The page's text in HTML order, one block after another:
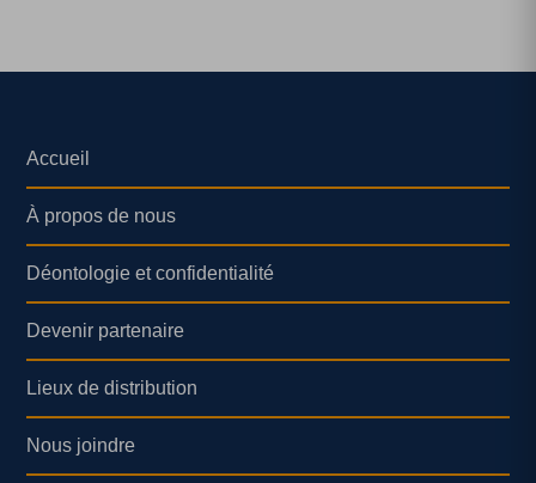
Accueil
À propos de nous
Déontologie et confidentialité
Devenir partenaire
Lieux de distribution
Nous joindre